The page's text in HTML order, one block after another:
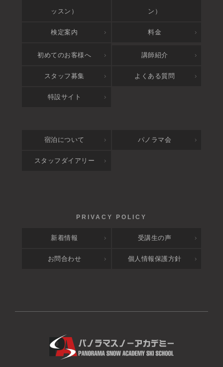
ッスン） ン）
検定案内 料金
アクセス
初めてのお客様へ 講師紹介
スタッフ募集 よくある質問
特設サイト
宿泊について パノラマ会
スタッフダイアリー
新着情報 受講生の声
お問合わせ 個人情報保護方針